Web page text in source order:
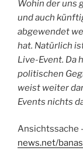
Wohin der uns
und auch
abgewendet
hat. Natürlich
Live-Event. Da
politischen
weist weiter
Events nichts
Ansichtssache
news.net/